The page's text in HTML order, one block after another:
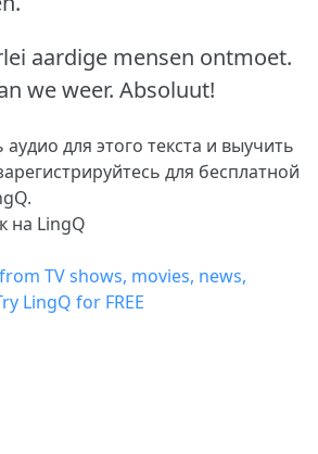
aardige mensen ontmoet.
we weer. Absoluut!
для этого текста и выучить
для бесплатной
на LingQ